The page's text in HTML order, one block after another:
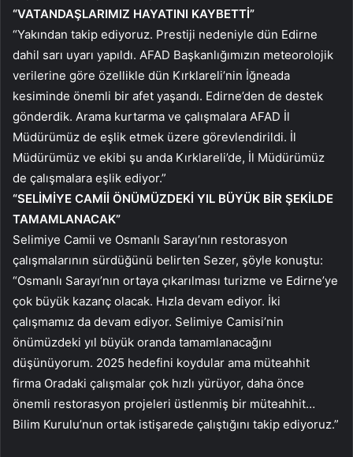
“VATANDAŞLARIMIZ HAYATINI KAYBETTİ”
“Yakından takip ediyoruz. Prestiji nedeniyle dün Edirne
dahil sarı uyarı yapıldı. AFAD Başkanlığımızın meteorolojik
verilerine göre özellikle dün Kırklareli’nin İğneada
kesiminde önemli bir afet yaşandı. Edirne’den de destek
gönderdik. Arama kurtarma ve çalışmalara AFAD İl
Müdürümüz de eşlik etmek üzere görevlendirildi. İl
Müdürümüz ve ekibi şu anda Kırklareli’de, İl Müdürümüz
de çalışmalara eşlik ediyor.”
“SELİMİYE CAMİİ ÖNÜMÜZDEKİ YIL BÜYÜK BİR ŞEKİLDE
TAMAMLANACAK”
Selimiye Camii ve Osmanlı Sarayı’nın restorasyon
çalışmalarının sürdüğünü belirten Sezer, şöyle konuştu:
“Osmanlı Sarayı’nın ortaya çıkarılması turizme ve Edirne’ye
çok büyük kazanç olacak. Hızla devam ediyor. İki
çalışmamız da devam ediyor. Selimiye Camisi’nin
önümüzdeki yıl büyük oranda tamamlanacağını
düşünüyorum. 2025 hedefini koydular ama müteahhit
firma Oradaki çalışmalar çok hızlı yürüyor, daha önce
önemli restorasyon projeleri üstlenmiş bir müteahhit…
Bilim Kurulu’nun ortak istişarede çalıştığını takip ediyoruz.”